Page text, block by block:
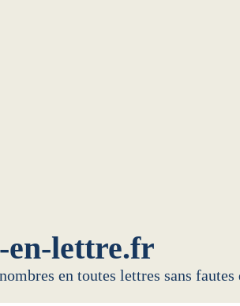
lettre.fr
en toutes lettres sans